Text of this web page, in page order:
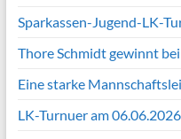
Sparkassen-Jugend-LK-
Thore Schmidt gewinnt
Eine starke
LK-Turnuer am